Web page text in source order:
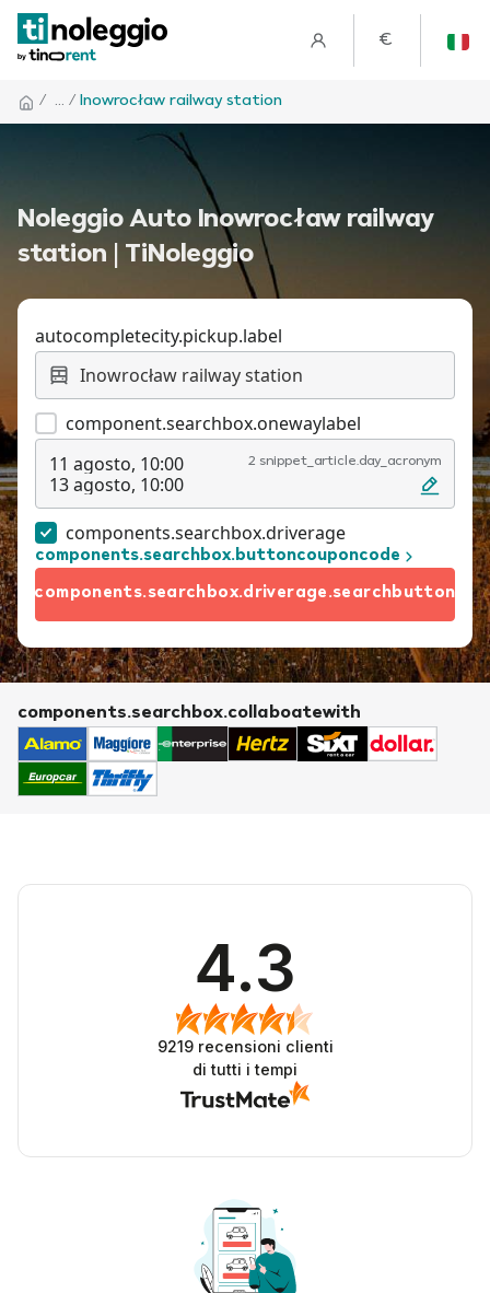
€
/ ... / Inowrocław railway station
Noleggio Auto Inowrocław railway
station | TiNoleggio
autocompletecity.pickup.label
component.searchbox.onewaylabel
11 agosto, 10:00
13 agosto, 10:00
2 snippet_article.day_acronym
components.searchbox.driverage
components.searchbox.buttoncouponcode
components.searchbox.driverage.searchbutton
components.searchbox.collaboatewith
4.3
9219recensioni clienti
di tutti i tempi